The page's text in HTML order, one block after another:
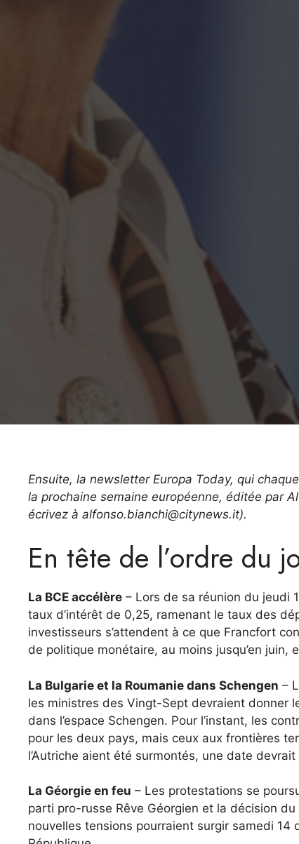
Ensuite, la newsletter Europa Today, qui
la prochaine semaine européenne, éditée par
écrivez à alfonso.bianchi@citynews.it).
En tête de l’ordre du
La BCE accélère – Lors de sa réunion du jeudi
taux d’intérêt de 0,25, ramenant le taux des
investisseurs s’attendent à ce que Francfort
de politique monétaire, au moins jusqu’en juin,
La Bulgarie et la Roumanie dans Schengen –
les ministres des Vingt-Sept devraient donner
dans l’espace Schengen. Pour l’instant, les
pour les deux pays, mais ceux aux frontières
l’Autriche aient été surmontés, une date
La Géorgie en feu – Les protestations se
parti pro-russe Rêve Géorgien et la décision du
nouvelles tensions pourraient surgir samedi 14